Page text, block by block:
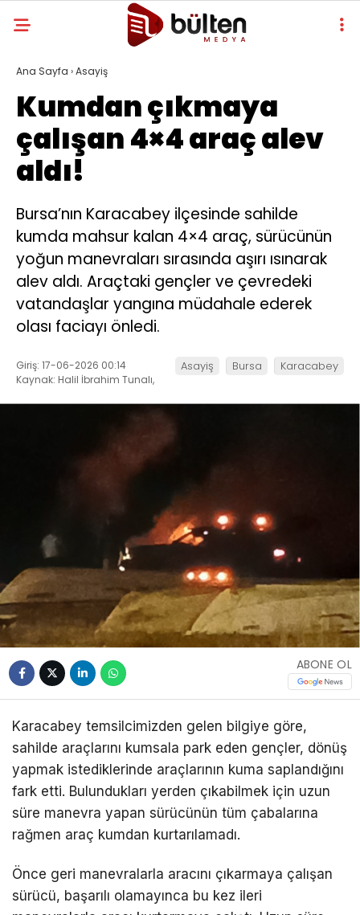
Ana Sayfa ›Asayiş
Kumdan çıkmaya
çalışan 4×4 araç alev
aldı!
Bursa’nın Karacabey ilçesinde sahilde
kumda mahsur kalan 4×4 araç, sürücünün
yoğun manevraları sırasında aşırı ısınarak
alev aldı. Araçtaki gençler ve çevredeki
vatandaşlar yangına müdahale ederek
olası faciayı önledi.
Giriş: 17-06-2026 00:14
Kaynak: Halil İbrahim Tunalı,
Asayiş Bursa Karacabey
ABONE OL
Karacabey temsilcimizden gelen bilgiye göre,
sahilde araçlarını kumsala park eden gençler, dönüş
yapmak istediklerinde araçlarının kuma saplandığını
fark etti. Bulundukları yerden çıkabilmek için uzun
süre manevra yapan sürücünün tüm çabalarına
rağmen araç kumdan kurtarılamadı.
Önce geri manevralarla aracını çıkarmaya çalışan
sürücü, başarılı olamayınca bu kez ileri